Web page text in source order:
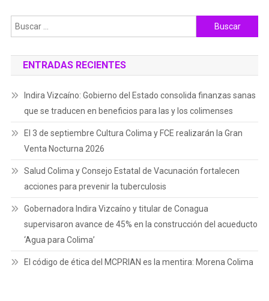
Buscar:
ENTRADAS RECIENTES
Indira Vizcaíno: Gobierno del Estado consolida finanzas sanas
que se traducen en beneficios para las y los colimenses
El 3 de septiembre Cultura Colima y FCE realizarán la Gran
Venta Nocturna 2026
Salud Colima y Consejo Estatal de Vacunación fortalecen
acciones para prevenir la tuberculosis
Gobernadora Indira Vizcaíno y titular de Conagua
supervisaron avance de 45% en la construcción del acueducto
‘Agua para Colima’
El código de ética del MCPRIAN es la mentira: Morena Colima